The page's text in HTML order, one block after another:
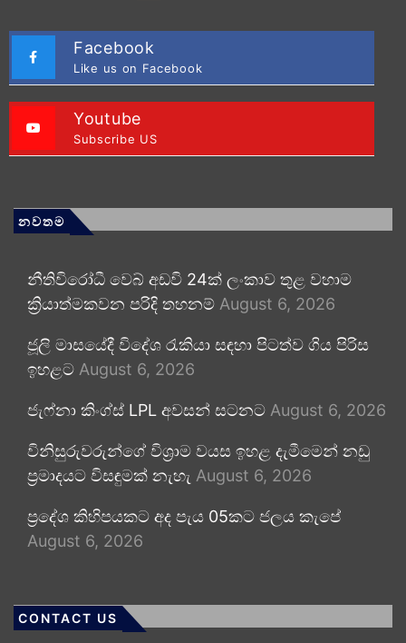
Facebook
Like us on Facebook
Youtube
Subscribe US
නවතම
නීතිවිරෝධී වෙබ් අඩවි 24ක් ලංකාව තුළ වහාම
ක්‍රියාත්මකවන පරිදි තහනම් August 6, 2026
ජූලි මාසයේදී විදේශ රැකියා සඳහා පිටත්ව ගිය පිරිස
ඉහළට August 6, 2026
ජැෆ්නා කිංග්ස් LPL අවසන් සටනට August 6, 2026
විනිසුරුවරුන්ගේ විශ්‍රාම වයස ඉහළ දැමීමෙන් නඩු
ප්‍රමාදයට විසඳුමක් නැහැ August 6, 2026
ප්‍රදේශ කිහිපයකට අද පැය 05කට ජලය කැපේ
August 6, 2026
CONTACT US